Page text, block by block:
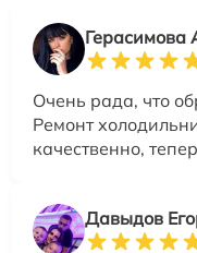
Герасимова
Очень рада, что
Ремонт
качественно,
Давыдов